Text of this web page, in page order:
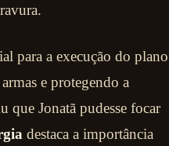
para a execução do plano
e protegendo a
que Jonatã pudesse focar
destaca a importância